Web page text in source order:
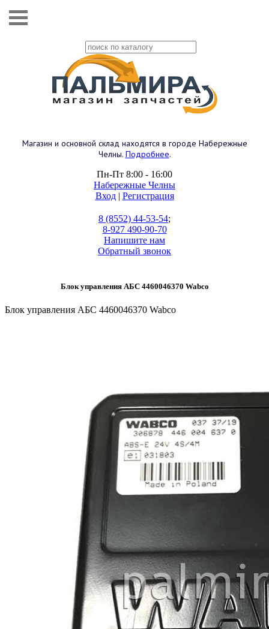
Магазин и основной склад находятся в городе Набережные
Челны. Подробнее.
Пн-Пт 8:00 - 16:00
Набережные Челны
Вход| Регистрация
8 (8552) 44-53-54;
8-927 490-90-70
Напишите нам
Обратный звонок
Блок управления АБС 4460046370 Wabco
Блок управления АБС 4460046370 Wabco